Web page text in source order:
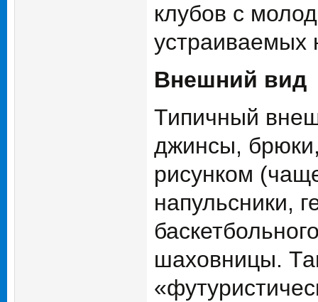
клубов с
устраиваемых
Внешний вид
Типичный
джинсы,
рисунком
напульсники,
шаховницы.